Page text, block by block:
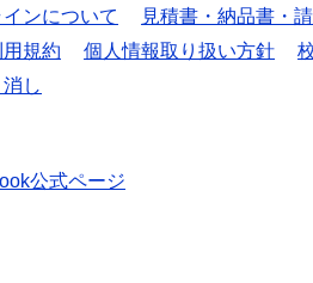
ンについて 見積書・納品書・
規約 個人情報取り扱い方針
し
公式ページ